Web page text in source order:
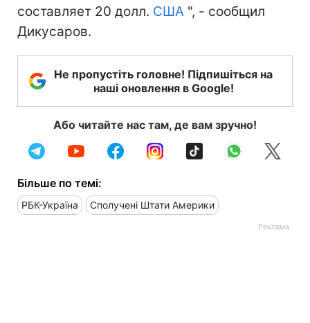
составляет 20 долл. США ", - сообщил
Дикусаров.
Не пропустіть головне! Підпишіться на
наші оновлення в Google!
Або читайте нас там, де вам зручно!
Більше по темі:
РБК-Україна Сполучені Штати Америки